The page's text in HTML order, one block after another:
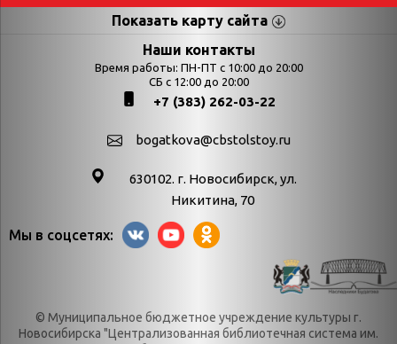
Показать карту сайта
Страницы Категории
Календарь
Богатков
Новости
Выставки
День в истории
День в истории.
День в истории.
Декабрь
День в истории.
Июль
Наши контакты
Время работы: ПН-ПТ с 10:00 до 20:00
СБ с 12:00 до 20:00
+7 (383) 262-03-22
bogatkova@cbstolstoy.ru
630102. г. Новосибирск, ул.
Никитина, 70
Мы в соцсетях:
© Муниципальное бюджетное учреждение культуры г.
Новосибирска "Централизованная библиотечная система им.